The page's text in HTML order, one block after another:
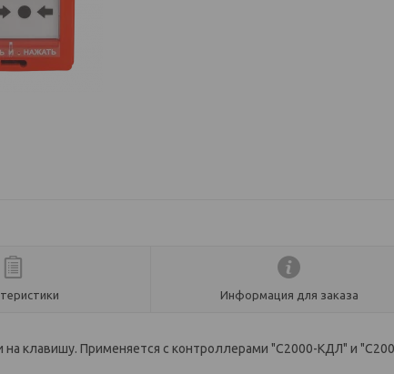
Информация для заказа
клавишу. Применяется с контроллерами "С2000-КДЛ" и